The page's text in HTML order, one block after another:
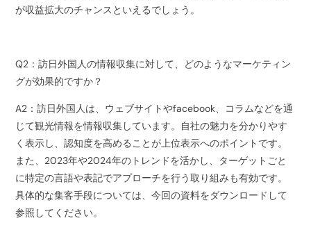
が収益拡大のチャンスといえるでしょう。
Q2：訪日外国人の情報収集に対して、どのようなマーケティン
グが効果的ですか？
A2：訪日外国人は、ウェブサイトやfacebook、コラムなどを通
じて観光情報を情報収集しています。自社の魅力を分かりやす
く表示し、認知度を高めることが上位表示へのポイントです。
また、2023年や2024年のトレンドを活かし、ターゲットごと
に特定の言語や表記でアプローチを行う取り組みも有効です。
具体的な集客手段については、今回の資料をダウンロードして
参照してください。